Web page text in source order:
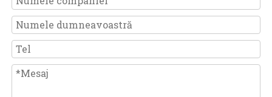
Producător de costume de baie OEM din China: Cum creăm costume de baie personalizate premium pentru mărci globale
2026-03-03
Cum să alegi un costum de baie pentru copii cu mânecă lungă și acoperire completă pentru vară (UPF 50+, țesături sigure și culori de înaltă vizibilitate) - Un ghid pentru fabrici OEM
Ghid de fabricație a bikinilor: tehnologia țesăturilor, ingineria de potrivire și controlul calității OEM
2026-08-04
De ce se ridică în față pentru costumul de baie: diagnosticare expertă a potrivirii și soluții OEM
Stăpânirea montării costumelor de baie: rezolvarea alunecării curelei și săpăturii umerilor
2026-07-29